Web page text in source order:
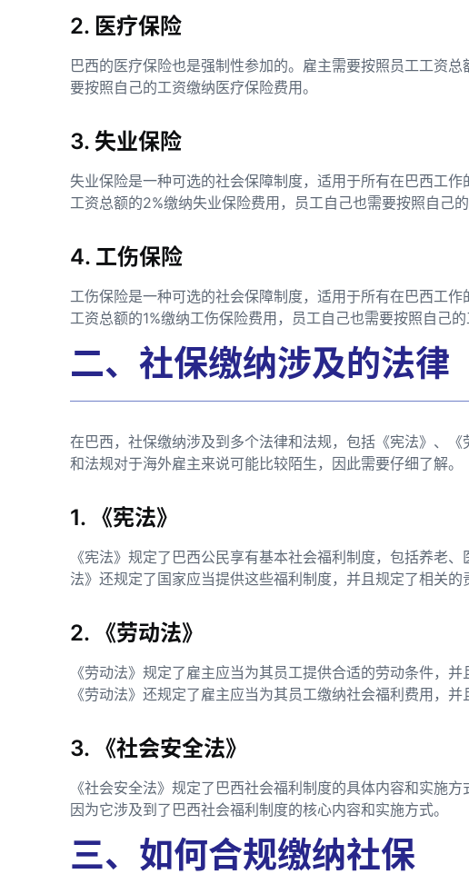
2. 医疗保险
巴西的医疗保险也是强制性参加的。雇主需要按照员工工资
要按照自己的工资缴纳医疗保险费用。
3. 失业保险
失业保险是一种可选的社会保障制度，适用于所有在巴西工
工资总额的2%缴纳失业保险费用，员工自己也需要按照自己
4. 工伤保险
工伤保险是一种可选的社会保障制度，适用于所有在巴西工
工资总额的1%缴纳工伤保险费用，员工自己也需要按照自己的
二、社保缴纳涉及的法律
在巴西，社保缴纳涉及到多个法律和法规，包括《宪法》、
和法规对于海外雇主来说可能比较陌生，因此需要仔细了解。
1. 《宪法》
《宪法》规定了巴西公民享有基本社会福利制度，包括养老
法》还规定了国家应当提供这些福利制度，并且规定了相关的
2. 《劳动法》
《劳动法》规定了雇主应当为其员工提供合适的劳动条件，
《劳动法》还规定了雇主应当为其员工缴纳社会福利费用，并
3. 《社会安全法》
《社会安全法》规定了巴西社会福利制度的具体内容和实施
因为它涉及到了巴西社会福利制度的核心内容和实施方式。
三、如何合规缴纳社保